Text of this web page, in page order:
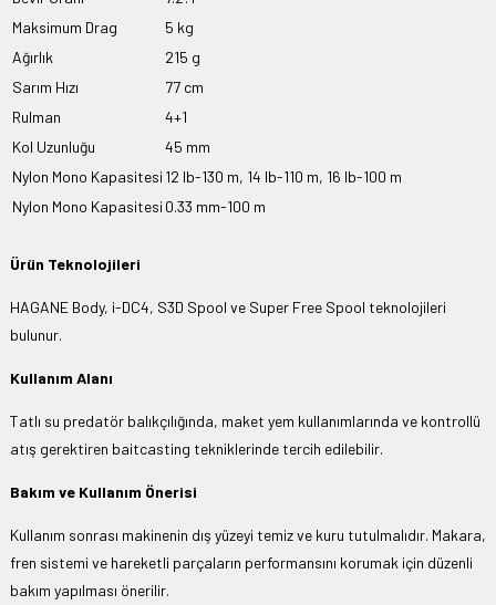
Maksimum Drag
5 kg
Ağırlık
215 g
Sarım Hızı
77 cm
Rulman
4+1
Kol Uzunluğu
45 mm
Nylon Mono Kapasitesi 12 lb-130 m, 14 lb-110 m, 16 lb-100 m
Nylon Mono Kapasitesi 0.33 mm-100 m
Ürün Teknolojileri
HAGANE Body, i-DC4, S3D Spool ve Super Free Spool teknolojileri
bulunur.
Kullanım Alanı
Tatlı su predatör balıkçılığında, maket yem kullanımlarında ve kontrollü
atış gerektiren baitcasting tekniklerinde tercih edilebilir.
Bakım ve Kullanım Önerisi
Kullanım sonrası makinenin dış yüzeyi temiz ve kuru tutulmalıdır. Makara,
fren sistemi ve hareketli parçaların performansını korumak için düzenli
bakım yapılması önerilir.